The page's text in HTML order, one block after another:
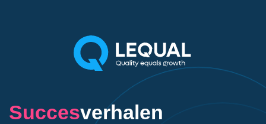
Succesverhalen